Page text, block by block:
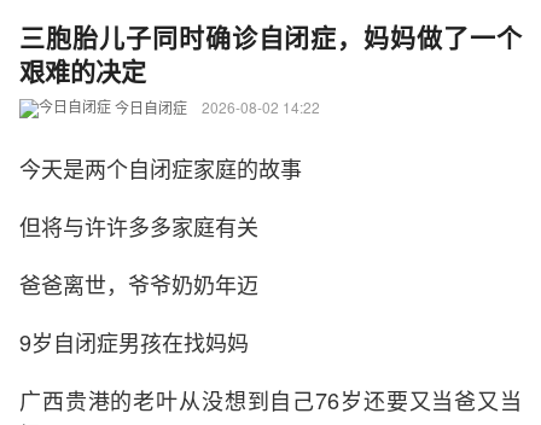
三胞胎儿子同时确诊自闭症，妈妈做了一个
艰难的决定
今日自闭症 2026-08-02 14:22
今天是两个自闭症家庭的故事
但将与许许多多家庭有关
爸爸离世，爷爷奶奶年迈
9岁自闭症男孩在找妈妈
广西贵港的老叶从没想到自己76岁还要又当爸又当